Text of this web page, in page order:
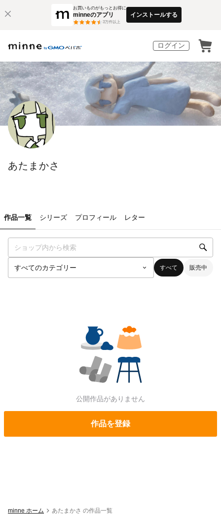
お買いものがもっとお得に
minneのアプリ
3万件以上
インストールする
ログイン
あたまかさ
作品一覧 シリーズ プロフィール レター
すべて 販売中
公開作品がありません
作品を登録
minne ホーム あたまかさ の作品一覧